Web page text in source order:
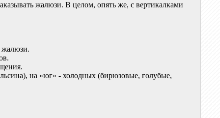
жалюзи. В целом, опять же, с вертикалками
жалюзи.
на «юг» - холодных (бирюзовые, голубые,